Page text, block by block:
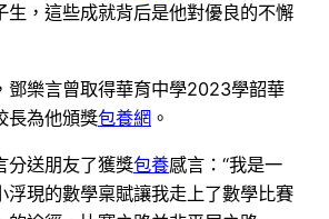
生，這些成就背后是他對優良的不懈
鄧樂言曾取得華育中學2023學韶華
長為他頒獎包養網 。
分送朋友了獲獎包養感言：“我是一
浮現的數學稟賦讓我走上了數學比賽